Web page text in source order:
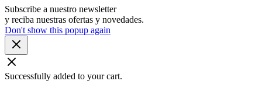
Subscribe a nuestro newsletter
y reciba nuestras ofertas y novedades.
Don't show this popup again
Successfully added to your cart.